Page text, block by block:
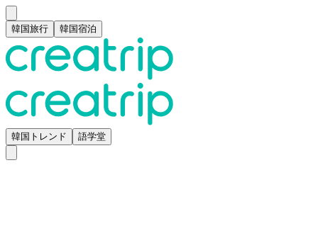
韓国旅行 韓国宿泊
韓国トレンド 語学堂